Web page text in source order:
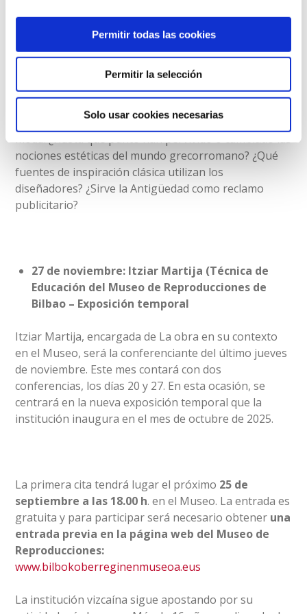
Permitir todas las cookies
Permitir la selección
Solo usar cookies necesarias
Profesora de historia del arte en la Universidad
Autónoma de Madrid, toda una especialista en el
legado del imaginario clásico en la cultura moderna y
contemporánea.
Su charla llevará a las/os participantes al mundo de la
moda. ¿Hasta qué punto han pervivido o cambiado las
nociones estéticas del mundo grecorromano? ¿Qué
fuentes de inspiración clásica utilizan los
diseñadores? ¿Sirve la Antigüedad como reclamo
publicitario?
27 de noviembre: Itziar Martija (Técnica de
Educación del Museo de Reproducciones de
Bilbao – Exposición temporal
Itziar Martija, encargada de La obra en su contexto
en el Museo, será la conferenciante del último jueves
de noviembre. Este mes contará con dos
conferencias, los días 20 y 27. En esta ocasión, se
centrará en la nueva exposición temporal que la
institución inaugura en el mes de octubre de 2025.
La primera cita tendrá lugar el próximo 25 de
septiembre a las 18.00 h. en el Museo. La entrada es
gratuita y para participar será necesario obtener una
entrada previa en la página web del Museo de
Reproducciones:
www.bilbokoberreginenmuseoa.eus
La institución vizcaína sigue apostando por su